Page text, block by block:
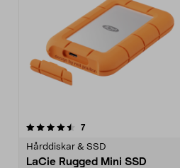
7recensioner
Hårddiskar & SSD
LaCie Rugged Mini SSD
4.5 av 5 stjärnor